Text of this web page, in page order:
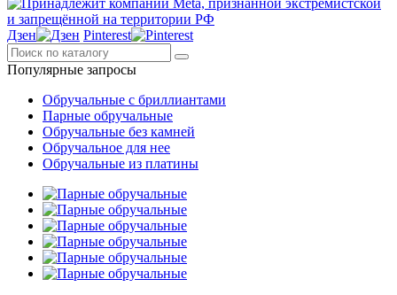
Дзен Pinterest
Популярные запросы
Обручальные с бриллиантами
Парные обручальные
Обручальные без камней
Обручальное для нее
Обручальные из платины